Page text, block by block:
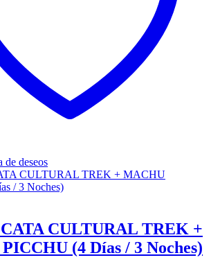
de deseos
CULTURAL TREK +
(4 Días / 3 Noches)